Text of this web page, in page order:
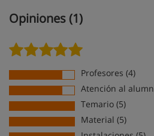
Opiniones (1)
Profesores (4)
Atención al
Temario (5)
Material (5)